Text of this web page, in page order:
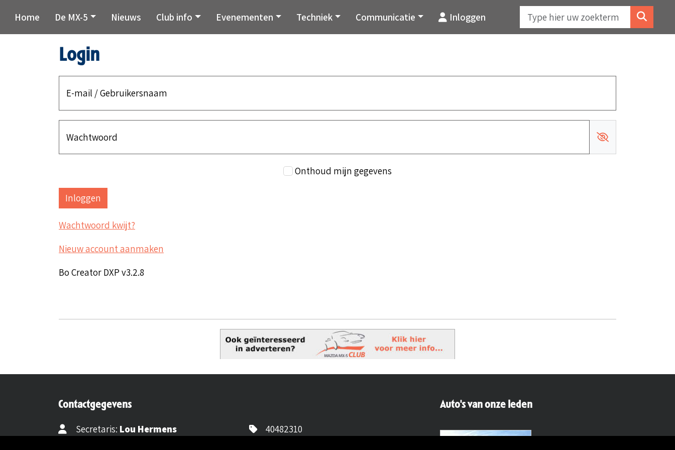
Home De MX-5 Nieuws Club info Evenementen Techniek Communicatie Inloggen
Login
E-mail / Gebruikersnaam
Wachtwoord
Onthoud mijn gegevens
Wachtwoord kwijt?
Nieuw account aanmaken
Bo Creator DXP v3.2.8
Contactgegevens
Secretaris: Lou Hermens
40482310
Auto's van onze leden